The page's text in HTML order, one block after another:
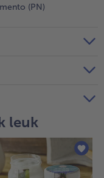
(PN)
leuk